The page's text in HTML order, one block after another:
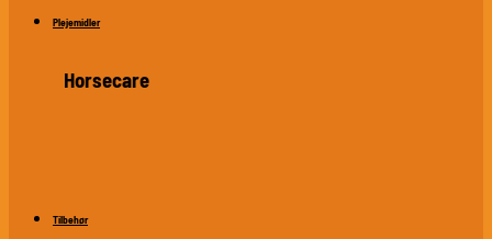
Plejemidler
Horsecare
Tilbehør